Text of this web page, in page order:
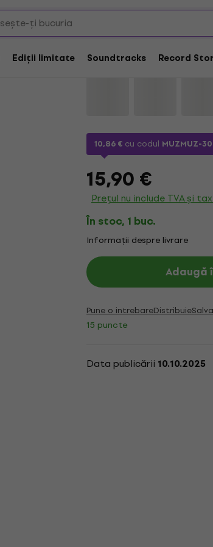
Ediții limitate Soundtracks Record
Minnie Riperton -
Marcă:Minnie RipertonCod
10,86 € cu codul MUZMUZ-30
15,90 €
Prețul nu include TVA și
În stoc, 1 buc.
Informații despre livrare
Adaugă
Pune o intrebareDistribuie
15 puncte
Data publicării 10.10.2025